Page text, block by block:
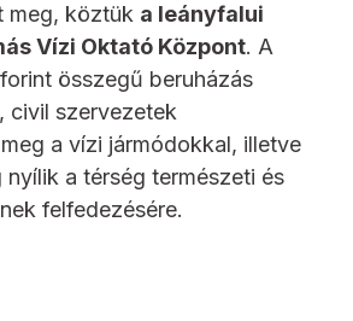
meg, köztük a leányfalui
Vízi Oktató Központ. A
összegű beruházás
civil szervezetek
a vízi jármódokkal, illetve
nyílik a térség természeti és
felfedezésére.